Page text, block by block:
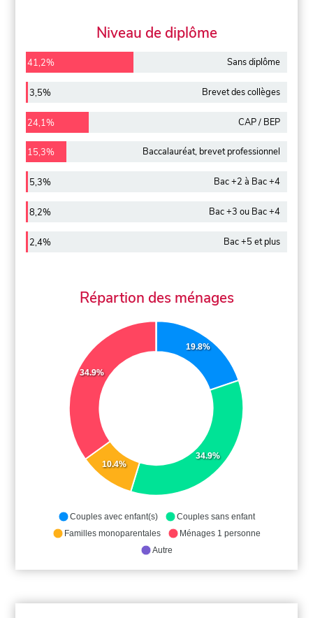
Niveau de diplôme
41,2% Sans diplôme
3,5% Brevet des collèges
24,1% CAP / BEP
15,3% Baccalauréat, brevet professionnel
5,3% Bac +2 à Bac +4
8,2% Bac +3 ou Bac +4
2,4% Bac +5 et plus
Répartion des ménages
19.8%
34.9%
10.4%
34.9%
Couples avec enfant(s)
Couples sans enfant
Familles monoparentales
Ménages 1 personne
Autre